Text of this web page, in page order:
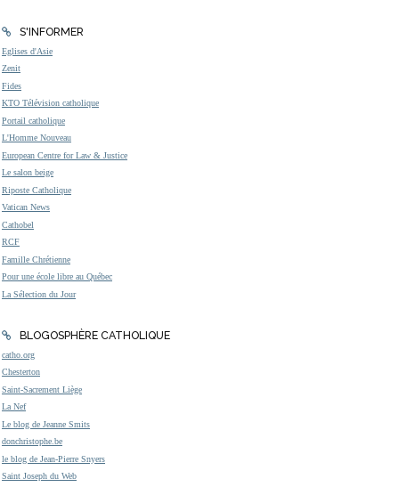
S'INFORMER
Eglises d'Asie
Zenit
Fides
KTO Télévision catholique
Portail catholique
L'Homme Nouveau
European Centre for Law & Justice
Le salon beige
Riposte Catholique
Vatican News
Cathobel
RCF
Famille Chrétienne
Pour une école libre au Québec
La Sélection du Jour
BLOGOSPHÈRE CATHOLIQUE
catho.org
Chesterton
Saint-Sacrement Liège
La Nef
Le blog de Jeanne Smits
donchristophe.be
le blog de Jean-Pierre Snyers
Saint Joseph du Web